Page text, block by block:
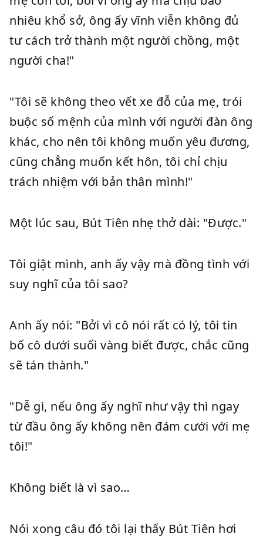
nhiêu khổ sở, ông ấy vĩnh viễn không đủ
tư cách trở thành một người chồng, một
người cha!"
"Tôi sẽ không theo vết xe đỗ của mẹ, trói
buộc số mệnh của mình với người đàn ông
khác, cho nên tôi không muốn yêu đương,
cũng chẳng muốn kết hôn, tôi chỉ chịu
trách nhiệm với bản thân mình!"
Một lúc sau, Bút Tiên nhẹ thở dài: "Được."
Tôi giật mình, anh ấy vậy mà đồng tình với
suy nghĩ của tôi sao?
Anh ấy nói: "Bởi vì cô nói rất có lý, tôi tin
bố cô dưới suối vàng biết được, chắc cũng
sẽ tán thành."
"Dễ gì, nếu ông ấy nghĩ như vậy thì ngay
từ đầu ông ấy không nên đám cưới với mẹ
tôi!"
Không biết là vì sao…
Nói xong câu đó tôi lại thấy Bút Tiên hơi